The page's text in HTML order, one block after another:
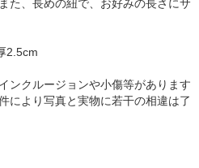
た、長めの紐で、お好みの長さにサ
2.5cm
ンクルージョンや小傷等があります
より写真と実物に若干の相違は了